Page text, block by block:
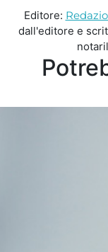
Editore:
dall'editore e